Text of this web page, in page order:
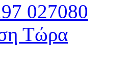
027080
Τώρα